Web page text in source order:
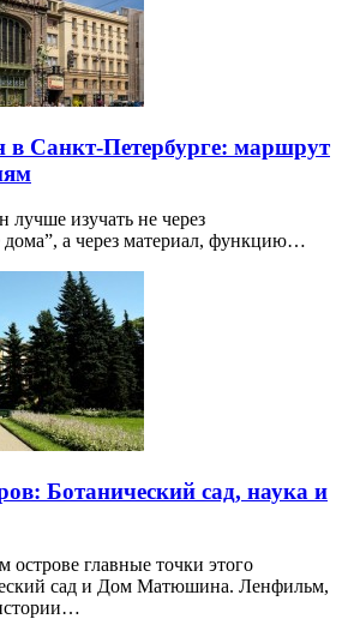
в Санкт-Петербурге: маршрут
лучше изучать не через
дома”, а через материал, функцию…
Ботанический сад, наука и
острове главные точки этого
сад и Дом Матюшина. Ленфильм,